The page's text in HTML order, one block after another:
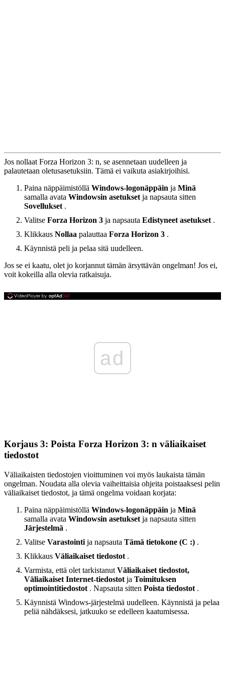
Jos nollaat Forza Horizon 3: n, se asennetaan uudelleen ja
palautetaan oletusasetuksiin. Tämä ei vaikuta asiakirjoihisi.
Paina näppäimistöllä Windows-logonäppäin ja Minä
samalla avata Windowsin asetukset ja napsauta sitten
Sovellukset .
Valitse Forza Horizon 3 ja napsauta Edistyneet asetukset .
Klikkaus Nollaa palauttaa Forza Horizon 3 .
Käynnistä peli ja pelaa sitä uudelleen.
Jos se ei kaatu, olet jo korjannut tämän ärsyttävän ongelman! Jos ei,
voit kokeilla alla olevia ratkaisuja.
ad
Korjaus 3: Poista Forza Horizon 3: n väliaikaiset
tiedostot
Väliaikaisten tiedostojen vioittuminen voi myös laukaista tämän
ongelman. Noudata alla olevia vaiheittaisia ​​ohjeita poistaaksesi pelin
väliaikaiset tiedostot, ja tämä ongelma voidaan korjata:
Paina näppäimistöllä Windows-logonäppäin ja Minä
samalla avata Windowsin asetukset ja napsauta sitten
Järjestelmä .
Valitse Varastointi ja napsauta Tämä tietokone (C :) .
Klikkaus Väliaikaiset tiedostot .
Varmista, että olet tarkistanut Väliaikaiset tiedostot,
Väliaikaiset Internet-tiedostot ja Toimituksen
optimointitiedostot . Napsauta sitten Poista tiedostot .
Käynnistä Windows-järjestelmä uudelleen. Käynnistä ja pelaa
peliä nähdäksesi, jatkuuko se edelleen kaatumisessa.